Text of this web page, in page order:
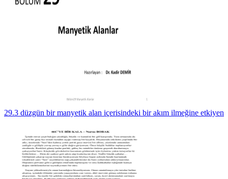
29.3 düzgün bir manyetik alan içerisindeki bir akım ilmeğine etkiyen